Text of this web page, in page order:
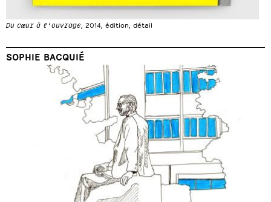
Du cœur à l’ouvrage, 2014, édition, détail
SOPHIE BACQUIÉ